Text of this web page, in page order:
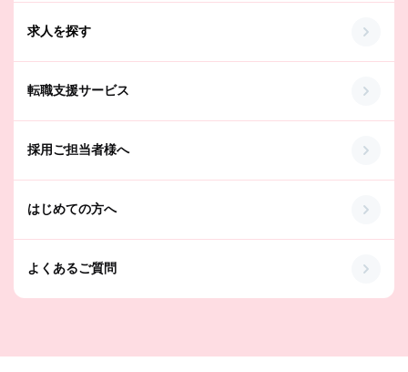
求人を探す
転職支援サービス
採用ご担当者様へ
はじめての方へ
よくあるご質問